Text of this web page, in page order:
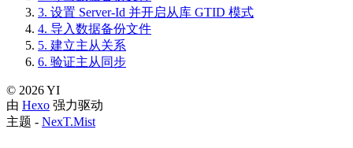
3. 设置 Server-Id 并开启从库 GTID 模式
4. 导入数据备份文件
5. 建立主从关系
6. 验证主从同步
© 2026YI
由 Hexo 强力驱动
主题 - NexT.Mist